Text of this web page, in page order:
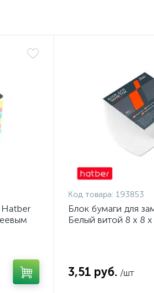
Hatber
Код товара: 193853
Блок бумаги для
Белый витой 8 x 8
3,51 руб. /шт